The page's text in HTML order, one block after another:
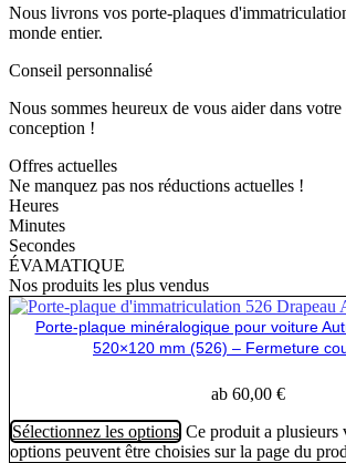
Nous livrons vos porte-plaques
monde entier.
Conseil personnalisé
Nous sommes heureux de vous aider dans
conception !
Offres actuelles
Ne manquez pas nos réductions actuelles !
Heures
Minutes
Secondes
ÉVAMATIQUE
Nos produits les plus vendus
Porte-plaque minéralogique pour voiture
520×120 mm (526) – Fermeture
ab 60,00 €
Sélectionnez les options Ce produit a plusieurs
options peuvent être choisies sur la page du